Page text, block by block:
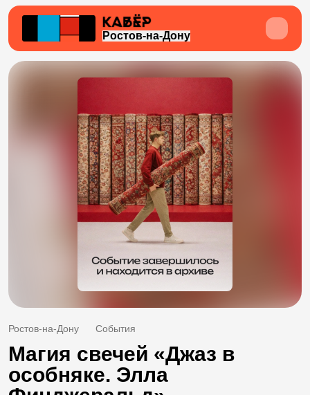
Ростов-на-Дону
Ростов-на-Дону События
Магия свечей «Джаз в
особняке. Элла